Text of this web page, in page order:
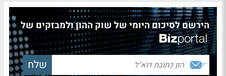
הירשם לסיכום היומי של שוק ההון ולמבזקים של